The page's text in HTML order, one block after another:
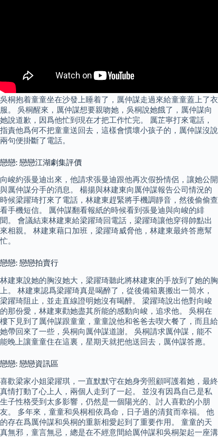
吳桐抱着童童坐在沙發上睡着了，厲仲謀走過來給童童蓋上了衣
服。 吳桐醒來，厲仲謀想要親吻她，吳桐說她餓了，厲仲謀向
她說道歉，因爲他忙到現在才把工作忙完。 厲芷寧打來電話，
指責他爲何不把童童送回去，這樣會慣壞小孩子的，厲仲謀沒說
兩句便掛斷了電話。
戀戀: 戀戀江湖劇集評價
向峻約張曼迪出來，他請求張曼迪跟他再次假扮情侶，讓她公開
與厲仲謀分手的消息。 楊揚與林建東向厲仲謀報告公司情況的
時候梁躍琦打來了電話，林建東趕緊將手機調靜音，然後偷偷查
看手機短信。 厲仲謀翻看報紙的時候看到張曼迪與向峻的緋
聞。 會議結束林建東給梁躍琦回電話，梁躍琦讓他穿得帥點出
來相親。 林建東藉口加班，梁躍琦威脅他，林建東最終答應幫
忙。
戀戀: 戀戀拍賣行
林建東說她的胸沒她大，梁躍琦聽此將林建東的手放到了她的胸
上。 林建東認爲梁躍琦真是喝醉了，從後備箱裏搬出一筒水，
梁躍琦阻止，並走直線證明她沒有喝醉。 梁躍琦說出他對向峻
的那份愛，林建東勸她盡其所能的感動向峻，追求他。 吳桐在
樓下見到了厲仲謀跟童童，童童說他和爸爸去喫大餐了，而且給
她帶回來了一些，吳桐向厲仲謀道謝。 吳桐請求厲仲謀，能不
能晚上讓童童住在這裏，星期天就把他送回去，厲仲謀答應。
戀戀: 戀戀資訊區
喜歡梁家小姐梁躍琪，一直默默守在她身旁照顧呵護着她，最終
真情打動了心上人，兩個人走到了一起。 並沒有因爲自己是私
生子性格受到太多影響，仍然是一個陽光的、討人喜歡的小朋
友。 多年來，童童和吳桐相依爲命，日子過的清貧而幸福。 他
的存在爲厲仲謀和吳桐的重新相愛起到了重要作用。 童童的天
真無邪，童言無忌，總是在不經意間給厲仲謀和吳桐架起一座溝